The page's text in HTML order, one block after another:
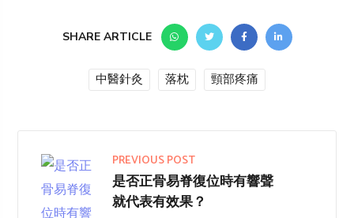
SHARE ARTICLE
中醫針灸 落枕 頸部疼痛
PREVIOUS POST
是否正骨易脊復位時有響聲
就代表有效果？